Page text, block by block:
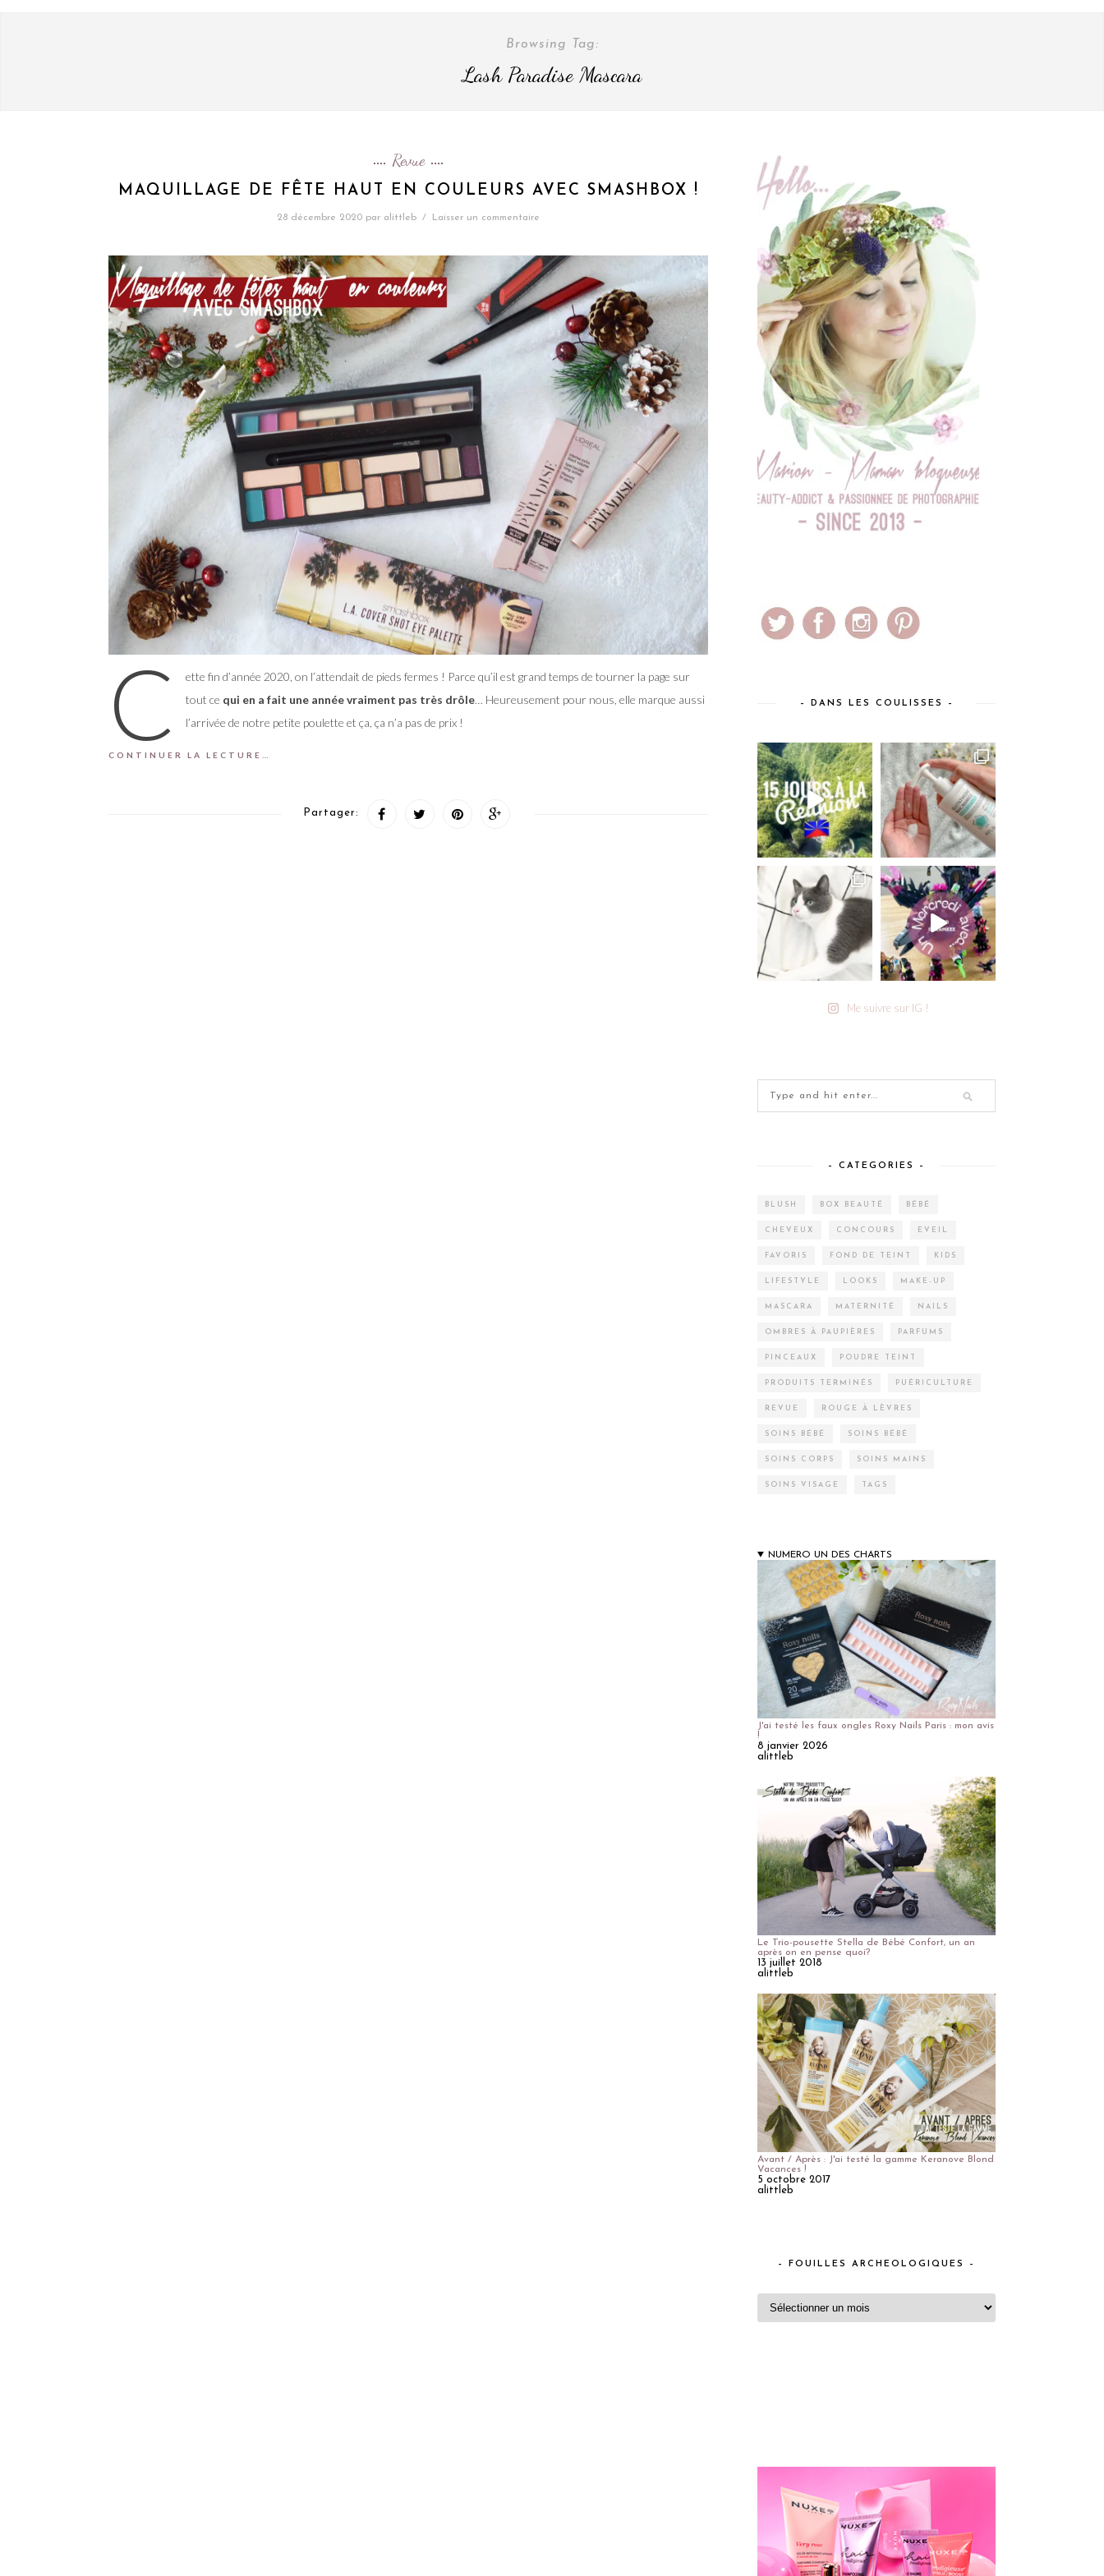
Browsing Tag:
Lash Paradise Mascara
Revue
MAQUILLAGE DE FÊTE HAUT EN COULEURS AVEC SMASHBOX !
28 décembre 2020 par alittleb / Laisser un commentaire
C
ette fin d’année 2020, on l’attendait de pieds fermes ! Parce qu’il est grand temps de tourner la page sur
tout ce qui en a fait une année vraiment pas très drôle… Heureusement pour nous, elle marque aussi
l’arrivée de notre petite poulette et ça, ça n’a pas de prix !
CONTINUER LA LECTURE…
Partager:
– DANS LES COULISSES –
Me suivre sur IG !
– CATEGORIES –
BLUSH BOX BEAUTÉ BÉBÉ
CHEVEUX CONCOURS EVEIL
FAVORIS FOND DE TEINT KIDS
LIFESTYLE LOOKS MAKE-UP
MASCARA MATERNITÉ NAILS
OMBRES À PAUPIÈRES PARFUMS
PINCEAUX POUDRE TEINT
PRODUITS TERMINÉS PUÉRICULTURE
REVUE ROUGE À LÈVRES
SOINS BÉBÉ SOINS BÉBÉ
SOINS CORPS SOINS MAINS
SOINS VISAGE TAGS
NUMERO UN DES CHARTS
J'ai testé les faux ongles Roxy Nails Paris : mon avis
!
8 janvier 2026
alittleb
Le Trio-pousette Stella de Bébé Confort, un an
après on en pense quoi?
13 juillet 2018
alittleb
Avant / Après : J'ai testé la gamme Keranove Blond
Vacances !
5 octobre 2017
alittleb
– FOUILLES ARCHEOLOGIQUES –